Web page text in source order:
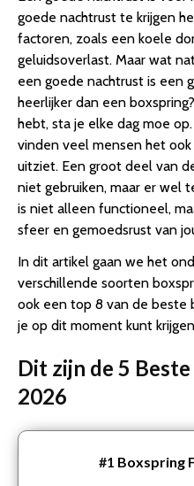
goede nachtrust te krijgen
factoren, zoals een koele
geluidsoverlast. Maar wat
een goede nachtrust is een
heerlijker dan een
hebt, sta je elke dag moe
vinden veel mensen het
uitziet. Een groot deel van
niet gebruiken, maar er wel
is niet alleen functioneel,
sfeer en gemoedsrust van
In dit artikel gaan we het
verschillende soorten
ook een top 8 van de beste
je op dit moment kunt
Dit zijn de 5
2026
#1 Boxspring